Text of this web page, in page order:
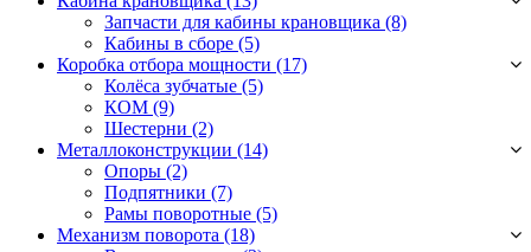
Запчасти для кабины крановщика (8)
Кабины в сборе (5)
Коробка отбора мощности (17)
Колёса зубчатые (5)
КОМ (9)
Шестерни (2)
Металлоконструкции (14)
Опоры (2)
Подпятники (7)
Рамы поворотные (5)
Механизм поворота (18)